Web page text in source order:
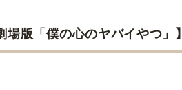
版「僕の心のヤバイやつ」】